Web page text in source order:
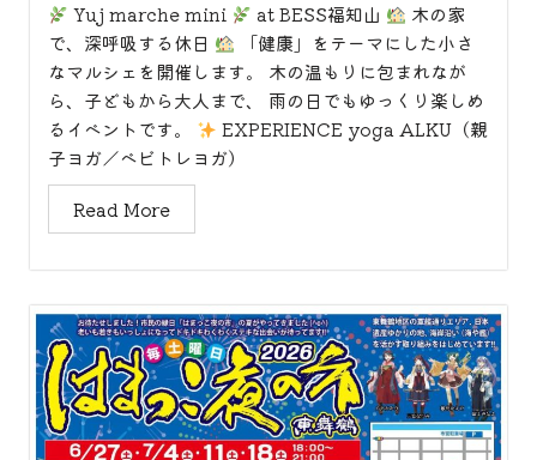
Yuj marche mini at BESS福知山
木の家
で、深呼吸する休日
「健康」をテーマにした小さ
なマルシェを開催します。 木の温もりに包まれなが
ら、子どもから大人まで、 雨の日でもゆっくり楽しめ
るイベントです。
EXPERIENCE yoga ALKU（親
子ヨガ／ベビトレヨガ）
Read More